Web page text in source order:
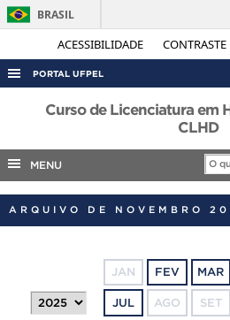
ACESSIBILIDADE CONTRASTE
BRASIL
PORTAL UFPEL
ACESSO À INFORMAÇÃO
COBALTO
CONCURSOS
PORTARIAS
Curso de Licenciatura em
CLHD
MENU
ARQUIVO DE NOVEMBRO
JAN FEV MAR
JUL AGO SET